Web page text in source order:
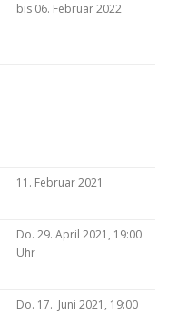
bis 06. Februar 2022
11. Februar 2021
Do. 29. April 2021, 19:00
Uhr
Do. 17. Juni 2021, 19:00